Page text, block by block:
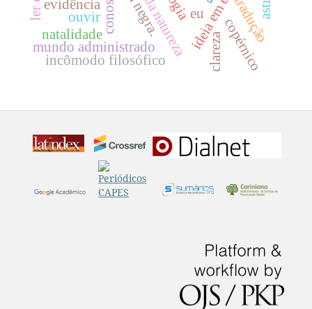
evidência
mundo administrado
tradução
incômodo filosófico copérnico
clareza
ouvir
natalidade
eu